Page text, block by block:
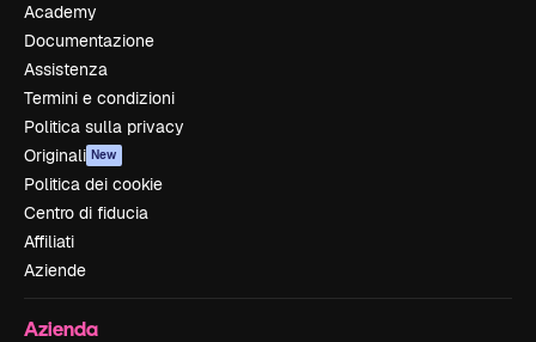
Academy
Documentazione
Assistenza
Termini e condizioni
Politica sulla privacy
Originali New
Politica dei cookie
Centro di fiducia
Affiliati
Aziende
Azienda